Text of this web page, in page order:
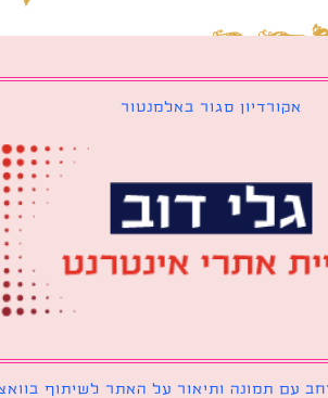
סגור באלמנטור
ותיאור על האתר לשיתוף בוואצאפ